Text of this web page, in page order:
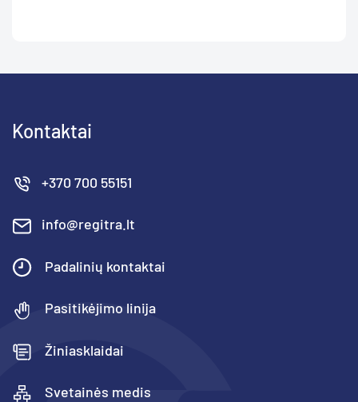
Kontaktai
+370 700 55151
info@regitra.lt
Padalinių kontaktai
Pasitikėjimo linija
Žiniasklaidai
Svetainės medis